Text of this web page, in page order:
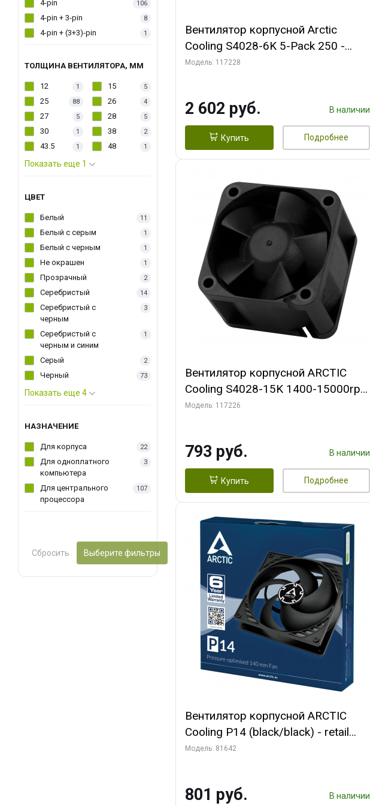
4-pin 106
4-pin + 3-pin 8
4-pin + (3+3)-pin 1
ТОЛЩИНА ВЕНТИЛЯТОРА, ММ
12 1 15 5
25 88 26 4
27 5 28 5
30 1 38 2
43.5 1 48 1
Показать еще 1
ЦВЕТ
Белый 11
Белый с серым 1
Белый с черным 1
Не окрашен 1
Прозрачный 2
Серебристый 14
Серебристый с
черным
3
Серебристый с
черным и синим
1
Серый 2
Черный 73
Показать еще 4
НАЗНАЧЕНИЕ
Для корпуса 22
Для одноплатного
компьютера
3
Для центрального
процессора
107
Сбросить Выберите фильтры
Вентилятор корпусной Arctic
Cooling S4028-6K 5-Pack 250 -
6000 rpm Dual Ball Bearing 4-Pin
Модель: 117228
2 602 руб. В наличии
Купить Подробнее
Вентилятор корпусной ARCTIC
Cooling S4028-15K 1400-15000rpm
Dual Ball Bearing 4-Pin Fan-
Модель: 117226
793 руб. В наличии
Купить Подробнее
Вентилятор корпусной ARCTIC
Cooling P14 (black/black) - retail
(ACFAN00123A) (701549) {56}
Модель: 81642
801 руб. В наличии